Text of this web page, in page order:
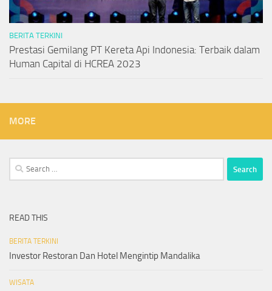
BERITA TERKINI
Prestasi Gemilang PT Kereta Api Indonesia: Terbaik dalam
Human Capital di HCREA 2023
MORE
Search
for:
READ THIS
BERITA TERKINI
Investor Restoran Dan Hotel Mengintip Mandalika
WISATA